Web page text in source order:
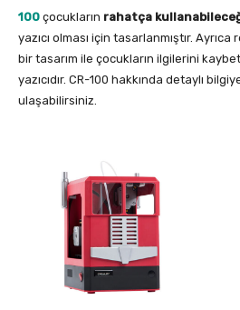
100 çocukların rahatça
yazıcı olması için tasarlanmıştır.
bir tasarım ile çocukların ilgilerini
yazıcıdır. CR-100 hakkında detaylı
ulaşabilirsiniz.